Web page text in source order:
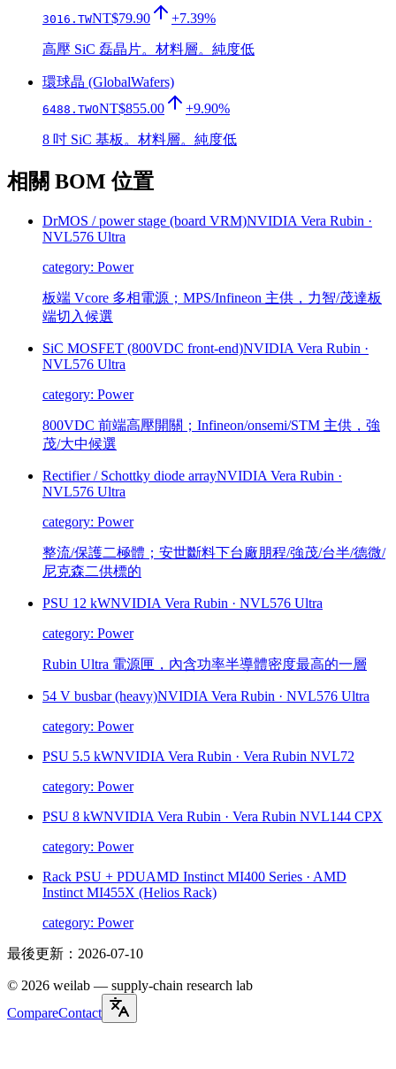
3016.TWNT$79.90 +7.39%
高壓 SiC 磊晶片。材料層。純度低
環球晶 (GlobalWafers)
6488.TWONT$855.00 +9.90%
8 吋 SiC 基板。材料層。純度低
相關 BOM 位置
DrMOS / power stage (board VRM)NVIDIA Vera Rubin ·
NVL576 Ultra
category: Power
板端 Vcore 多相電源；MPS/Infineon 主供，力智/茂達板
端切入候選
SiC MOSFET (800VDC front-end)NVIDIA Vera Rubin ·
NVL576 Ultra
category: Power
800VDC 前端高壓開關；Infineon/onsemi/STM 主供，強
茂/大中候選
Rectifier / Schottky diode arrayNVIDIA Vera Rubin ·
NVL576 Ultra
category: Power
整流/保護二極體；安世斷料下台廠朋程/強茂/台半/德微/
尼克森二供標的
PSU 12 kWNVIDIA Vera Rubin · NVL576 Ultra
category: Power
Rubin Ultra 電源匣，內含功率半導體密度最高的一層
54 V busbar (heavy)NVIDIA Vera Rubin · NVL576 Ultra
category: Power
PSU 5.5 kWNVIDIA Vera Rubin · Vera Rubin NVL72
category: Power
PSU 8 kWNVIDIA Vera Rubin · Vera Rubin NVL144 CPX
category: Power
Rack PSU + PDUAMD Instinct MI400 Series · AMD
Instinct MI455X (Helios Rack)
category: Power
最後更新： 2026-07-10
© 2026 weilab — supply-chain research lab
CompareContact